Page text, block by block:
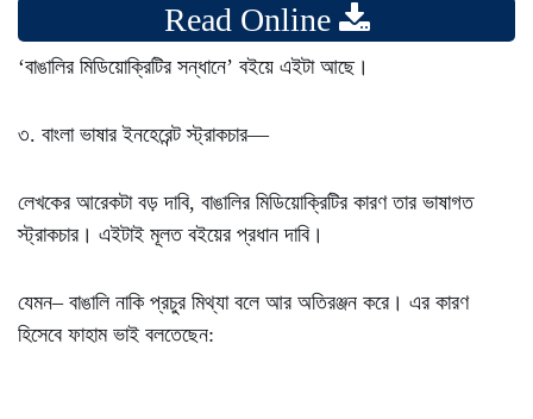
Read Online
‘বাঙালির মিডিয়োক্রিটির সন্ধানে’ বইয়ে এইটা আছে।
৩. বাংলা ভাষার ইনহেরেন্ট স্ট্রাকচার—
লেখকের আরেকটা বড় দাবি, বাঙালির মিডিয়োক্রিটির কারণ তার ভাষাগত
স্ট্রাকচার। এইটাই মূলত বইয়ের প্রধান দাবি।
যেমন– বাঙালি নাকি প্রচুর মিথ্যা বলে আর অতিরঞ্জন করে। এর কারণ
হিসেবে ফাহাম ভাই বলতেছেন: